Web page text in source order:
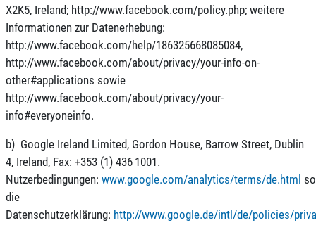
X2K5, Ireland; http://www.facebook.com/policy.php; weitere
Informationen zur Datenerhebung:
http://www.facebook.com/help/186325668085084,
http://www.facebook.com/about/privacy/your-info-on-
other#applications sowie
http://www.facebook.com/about/privacy/your-
info#everyoneinfo.
b) Google Ireland Limited, Gordon House, Barrow Street, Dublin
4, Ireland, Fax: +353 (1) 436 1001.
Nutzerbedingungen: www.google.com/analytics/terms/de.html
die
Datenschutzerklärung: http://www.google.de/intl/de/policies/